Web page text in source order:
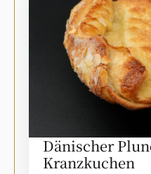
Dänischer
Kranzkuchen